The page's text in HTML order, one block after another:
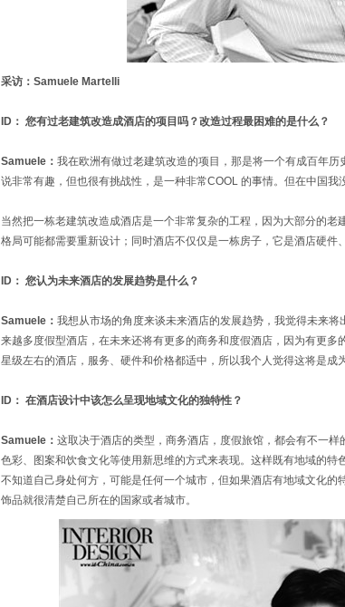
采访：Samuele Martelli
ID： 您有过老建筑改造成酒店的项目吗？改造过程最困难的是什么？
Samuele： 我在欧洲有做过老建筑改造的项目，那是将一个有成百年
说非常有趣，但也很有挑战性，是一种非常COOL 的事情。但在中国我
当然把一栋老建筑改造成酒店是一个非常复杂的工程，因为大部分的
格局可能都需要重新设计；同时酒店不仅仅是一栋房子，它是酒店硬件
ID： 您认为未来酒店的发展趋势是什么？
Samuele： 我想从市场的角度来谈未来酒店的发展趋势，我觉得未来
来越多度假型酒店，在未来还将有更多的商务和度假酒店，因为有更
星级左右的酒店，服务、硬件和价格都适中，所以我个人觉得这将是成
ID： 在酒店设计中该怎么呈现地域文化的独特性？
Samuele： 这取决于酒店的类型，商务酒店，度假旅馆，都会有不一
色彩、图案和饮食文化等使用新思维的方式来表现。这样既有地域的
不知道自己身处何方，可能是任何一个城市，但如果酒店有地域文化
饰品就很清楚自己所在的国家或者城市。